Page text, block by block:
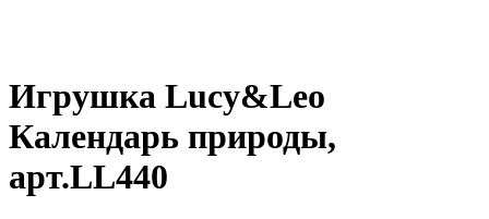
Игрушка Lucy&Leo
Календарь природы,
арт.LL440